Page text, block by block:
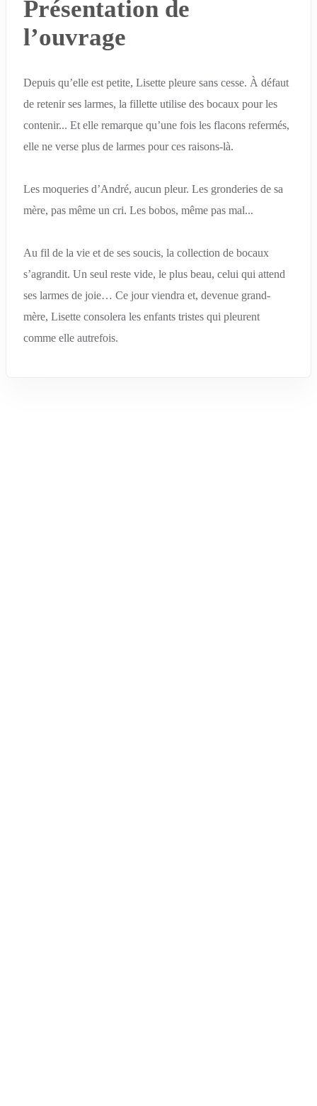
Présentation de
l’ouvrage
Depuis qu’elle est petite, Lisette pleure sans cesse. À défaut
de retenir ses larmes, la fillette utilise des bocaux pour les
contenir... Et elle remarque qu’une fois les flacons refermés,
elle ne verse plus de larmes pour ces raisons-là.
Les moqueries d’André, aucun pleur. Les gronderies de sa
mère, pas même un cri. Les bobos, même pas mal...
Au fil de la vie et de ses soucis, la collection de bocaux
s’agrandit. Un seul reste vide, le plus beau, celui qui attend
ses larmes de joie… Ce jour viendra et, devenue grand-
mère, Lisette consolera les enfants tristes qui pleurent
comme elle autrefois.